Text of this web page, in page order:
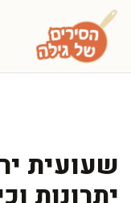
לדלג
לתוכן
שעועית